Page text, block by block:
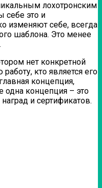
лохотронским
себе это и
изменяют себе, всегда
шаблона. Это менее
нет конкретной
кто является его
концепция,
одна концепция – это
и сертификатов.